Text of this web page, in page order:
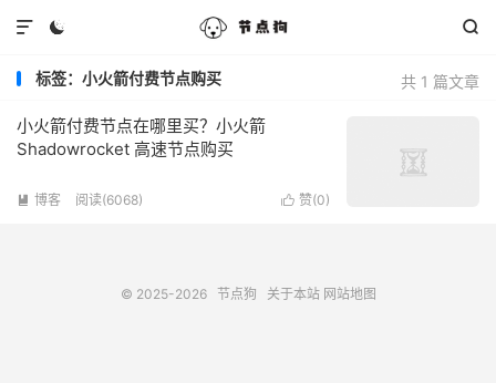
 

共 1 篇文章
标签：小火箭付费节点购买
小火箭付费节点在哪里买？小火箭
Shadowrocket 高速节点购买
 赞(0)
 博客 阅读(6068)
© 2025-2026 节点狗 关于本站 网站地图